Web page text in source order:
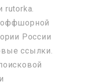
оффшорной
России
ссылки.